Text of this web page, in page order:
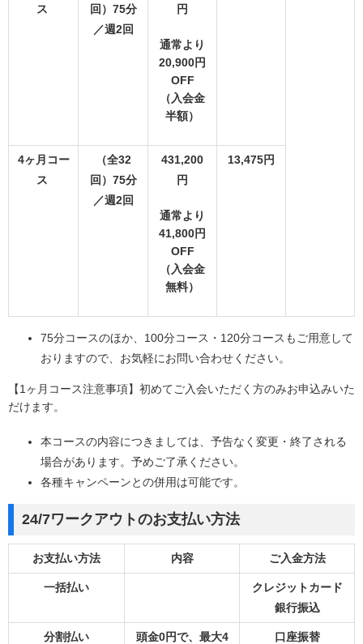
ス
回）75分
／週2回
円
通常より
20,900円
OFF
（入会金
半額）
4ヶ月コー
ス
（全32
回）75分
／週2回
431,200
円
通常より
41,800円
OFF
（入会金
無料）
13,475円
75分コースのほか、100分コース・120分コースもご用意して
おりますので、お気軽にお問い合わせください。
【1ヶ月コース注意事項】初めてご入会いただく方のみお申込みいた
だけます。
本コースの内容につきましては、予告なく変更・終了される
場合があります。予めご了承ください。
各種キャンペーンとの併用は可能です。
24/7ワークアウトのお支払い方法
お支払い方法 内容 ご入金方法
一括払い
クレジットカード
銀行振込
分割払い
頭金0円で、最大4
口座振替